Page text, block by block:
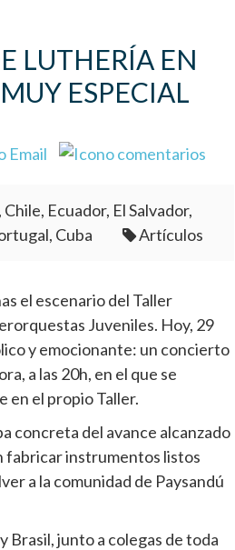
LUTHERÍA EN
ESPECIAL
Ecuador, El Salvador,
Cuba
Artículos
el escenario del Taller
Juveniles. Hoy, 29
y emocionante: un concierto
a las 20h, en el que se
el propio Taller.
concreta del avance alcanzado
fabricar instrumentos listos
a la comunidad de Paysandú
junto a colegas de toda